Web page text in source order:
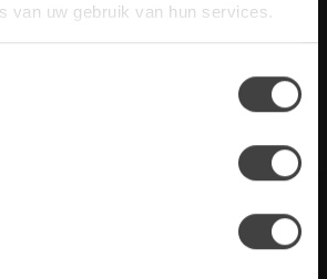
van uw gebruik van hun services.
Klantenservice
Outlet